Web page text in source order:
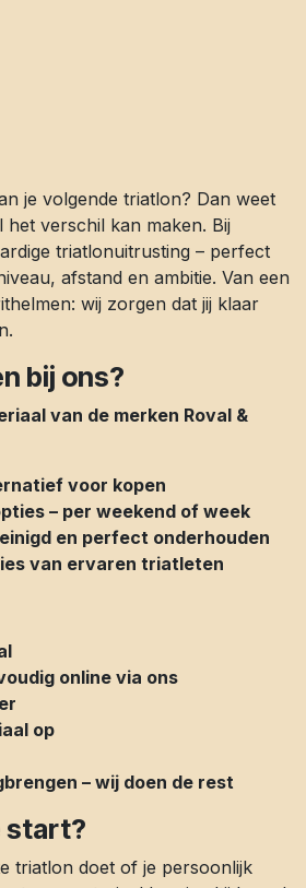
je volgende triatlon? Dan weet
het verschil kan maken. Bij
triatlonuitrusting – perfect
afstand en ambitie. Van een
wij zorgen dat jij klaar
bij ons?
van de merken Roval &
voor kopen
– per weekend of week
en perfect onderhouden
van ervaren triatleten
online via ons
op
– wij doen de rest
start?
triatlon doet of je persoonlijk